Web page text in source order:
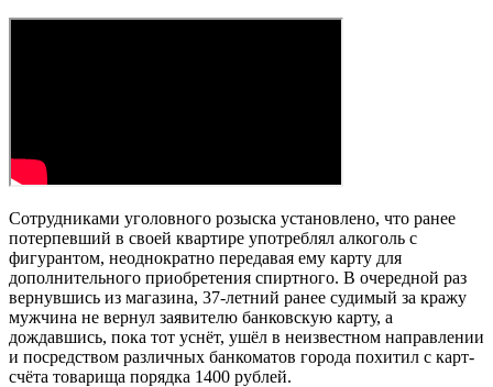
Сотрудниками уголовного розыска установлено, что ранее
потерпевший в своей квартире употреблял алкоголь с
фигурантом, неоднократно передавая ему карту для
дополнительного приобретения спиртного. В очередной раз
вернувшись из магазина, 37-летний ранее судимый за кражу
мужчина не вернул заявителю банковскую карту, а
дождавшись, пока тот уснёт, ушёл в неизвестном направлении
и посредством различных банкоматов города похитил с карт-
счёта товарища порядка 1400 рублей.